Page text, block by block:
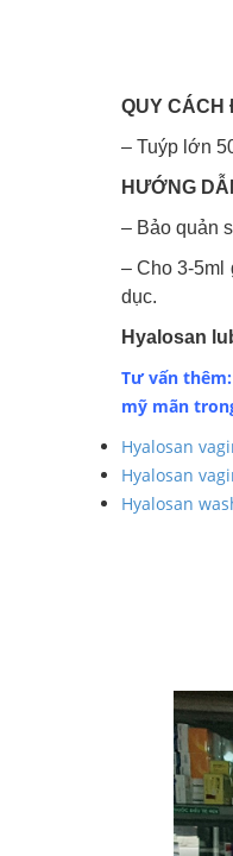
QUY CÁCH
– Tuýp lớn
HƯỚNG
– Bảo quản
– Cho 3-5ml
dục.
Hyalosan
Tư vấn
mỹ mãn
Hyalosan
Hyalosan
Hyalosan